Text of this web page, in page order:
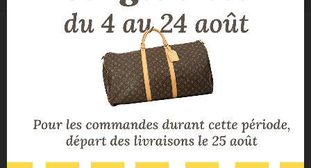
LA DESCRIPTION DE NOTRE
EXPERT
Bracelet Michaela Frey en émail fond noir et plaqué or.
Marque bijou:
Frey Wille
Type bijou:Bracelet
Diamètre:6,3 cm